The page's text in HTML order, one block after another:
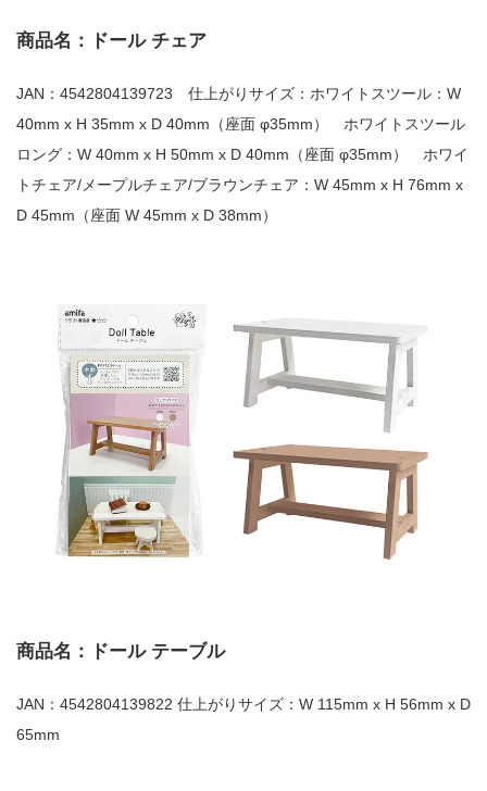
商品名：ドール チェア
JAN：4542804139723 仕上がりサイズ：ホワイトスツール：W
40mm x H 35mm x D 40mm（座面 φ35mm） ホワイトスツール
ロング：W 40mm x H 50mm x D 40mm（座面 φ35mm） ホワイ
トチェア/メープルチェア/ブラウンチェア：W 45mm x H 76mm x
D 45mm（座面 W 45mm x D 38mm）
商品名：ドール テーブル
JAN：4542804139822 仕上がりサイズ：W 115mm x H 56mm x D
65mm